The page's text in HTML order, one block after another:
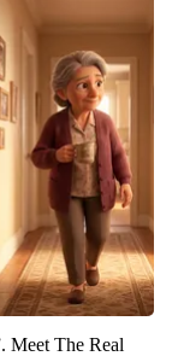
Meet The Real